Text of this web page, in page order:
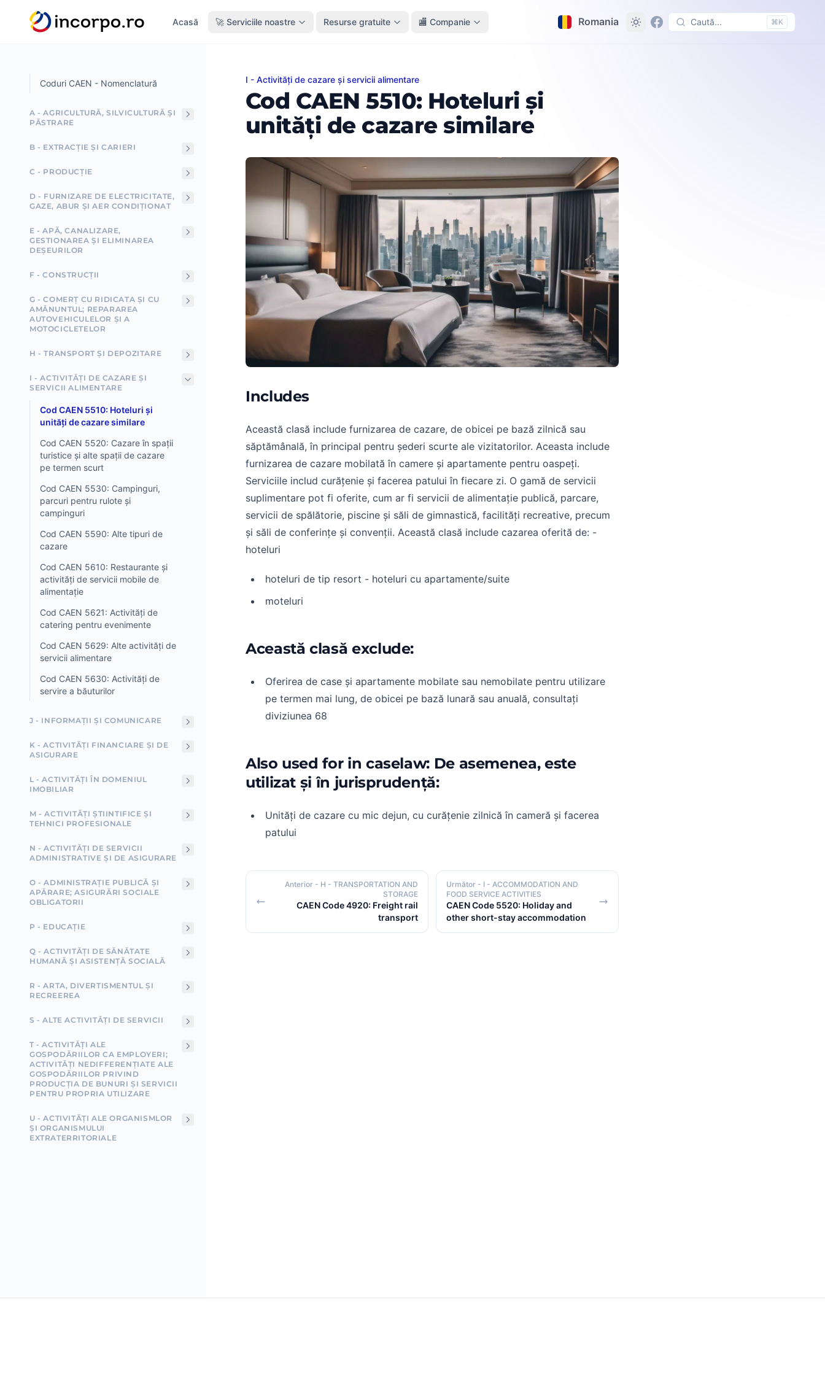
principal
Acasă 🚀 Serviciile noastre Resurse gratuite 🏬 Companie Romania Caută... ⌘K
Coduri CAEN - Nomenclatură
A - AGRICULTURĂ, SILVICULTURĂ ȘI
PĂSTRARE
B - EXTRACȚIE ȘI CARIERI
C - PRODUCȚIE
D - FURNIZARE DE ELECTRICITATE,
GAZE, ABUR ȘI AER CONDIȚIONAT
E - APĂ, CANALIZARE,
GESTIONAREA ȘI ELIMINAREA
DEȘEURILOR
F - CONSTRUCȚII
G - COMERȚ CU RIDICATA ȘI CU
AMĂNUNTUL; REPARAREA
AUTOVEHICULELOR ȘI A
MOTOCICLETELOR
H - TRANSPORT ȘI DEPOZITARE
I - ACTIVITĂȚI DE CAZARE ȘI
SERVICII ALIMENTARE
Cod CAEN 5510: Hoteluri și
unități de cazare similare
Cod CAEN 5520: Cazare în spații
turistice și alte spații de cazare
pe termen scurt
Cod CAEN 5530: Campinguri,
parcuri pentru rulote și
campinguri
Cod CAEN 5590: Alte tipuri de
cazare
Cod CAEN 5610: Restaurante și
activități de servicii mobile de
alimentație
Cod CAEN 5621: Activități de
catering pentru evenimente
Cod CAEN 5629: Alte activități de
servicii alimentare
Cod CAEN 5630: Activități de
servire a băuturilor
J - INFORMAȚII ȘI COMUNICARE
K - ACTIVITĂȚI FINANCIARE ȘI DE
ASIGURARE
L - ACTIVITĂȚI ÎN DOMENIUL
IMOBILIAR
M - ACTIVITĂȚI ȘTIINTIFICE ȘI
TEHNICI PROFESIONALE
N - ACTIVITĂȚI DE SERVICII
ADMINISTRATIVE ȘI DE ASIGURARE
O - ADMINISTRAȚIE PUBLICĂ ȘI
APĂRARE; ASIGURĂRI SOCIALE
OBLIGATORII
P - EDUCAȚIE
Q - ACTIVITĂȚI DE SĂNĂTATE
HUMANĂ ȘI ASISTENȚĂ SOCIALĂ
R - ARTA, DIVERTISMENTUL ȘI
RECREEREA
S - ALTE ACTIVITĂȚI DE SERVICII
T - ACTIVITĂȚI ALE
GOSPODĂRIILOR CA EMPLOYERI;
ACTIVITĂȚI NEDIFFERENȚIATE ALE
GOSPODĂRIILOR PRIVIND
PRODUCȚIA DE BUNURI ȘI SERVICII
PENTRU PROPRIA UTILIZARE
U - ACTIVITĂȚI ALE ORGANISMLOR
ȘI ORGANISMULUI
EXTRATERRITORIALE
Cod CAEN 5510: Hoteluri și unități de cazare similare
I - Activități de cazare și servicii alimentare
Cod CAEN 5510: Hoteluri și
unități de cazare similare
Includes
Această clasă include furnizarea de cazare, de obicei pe bază zilnică sau
săptămânală, în principal pentru șederi scurte ale vizitatorilor. Aceasta include
furnizarea de cazare mobilată în camere și apartamente pentru oaspeți.
Serviciile includ curățenie și facerea patului în fiecare zi. O gamă de servicii
suplimentare pot fi oferite, cum ar fi servicii de alimentație publică, parcare,
servicii de spălătorie, piscine și săli de gimnastică, facilități recreative, precum
și săli de conferințe și convenții. Această clasă include cazarea oferită de: -
hoteluri
hoteluri de tip resort - hoteluri cu apartamente/suite
moteluri
Această clasă exclude:
Oferirea de case și apartamente mobilate sau nemobilate pentru utilizare
pe termen mai lung, de obicei pe bază lunară sau anuală, consultați
diviziunea 68
Also used for in caselaw: De asemenea, este
utilizat și în jurisprudență:
Unități de cazare cu mic dejun, cu curățenie zilnică în cameră și facerea
patului
Anterior - H - TRANSPORTATION AND
STORAGE
CAEN Code 4920: Freight rail
transport
Următor - I - ACCOMMODATION AND
FOOD SERVICE ACTIVITIES
CAEN Code 5520: Holiday and
other short-stay accommodation